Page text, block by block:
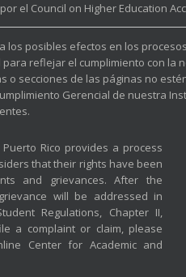
el Council on Higher Education
los posibles efectos en los
reflejar el cumplimiento con la
o secciones de las páginas no
Gerencial de nuestra
Rico provides a process
that their rights have been
and grievances. After the
will be addressed in
Regulations, Chapter II,
a complaint or claim, please
Center for Academic and